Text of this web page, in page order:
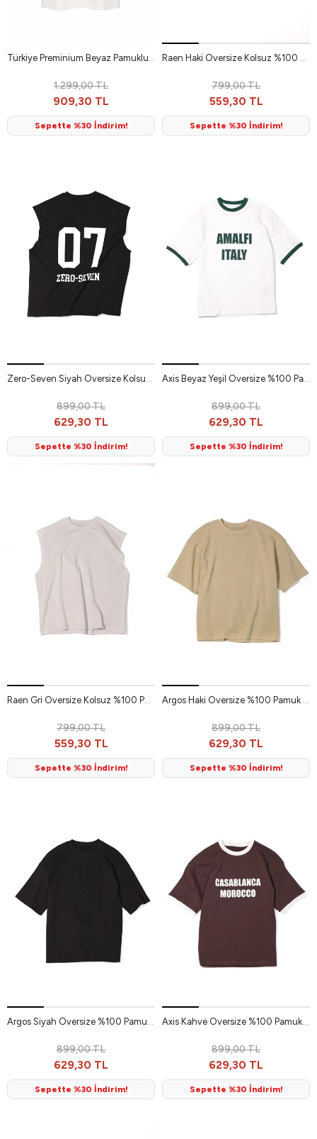
1.299,00 TL
909,30 TL
Sepette %30 İndirim!
799,00 TL
559,30 TL
Sepette %30 İndirim!
Zero-Seven Siyah Oversize Kolsuz %100 Pamuk Erkek Tshirt
899,00 TL
629,30 TL
Sepette %30 İndirim!
Axis Beyaz Yeşil Oversize %100 Pamuk Erkek Tshirt
899,00 TL
629,30 TL
Sepette %30 İndirim!
Raen Gri Oversize Kolsuz %100 Pamuk Erkek Tshirt
799,00 TL
559,30 TL
Sepette %30 İndirim!
Argos Haki Oversize %100 Pamuk Erkek Tshirt
899,00 TL
629,30 TL
Sepette %30 İndirim!
899,00 TL
629,30 TL
Sepette %30 İndirim!
899,00 TL
629,30 TL
Sepette %30 İndirim!